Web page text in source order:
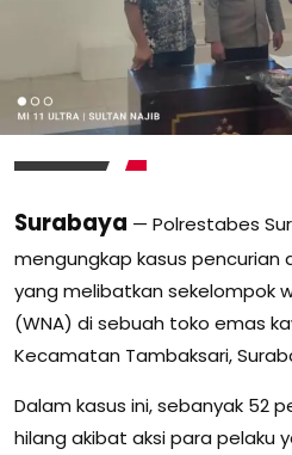
Surabaya — Polrestabes
mengungkap kasus
yang melibatkan sekelompok
(WNA) di sebuah toko emas
Kecamatan Tambaksari,
Dalam kasus ini, sebanyak 52
hilang akibat aksi para pelaku